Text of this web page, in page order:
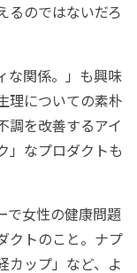
るのではないだろ
な関係。」も興味
理についての素朴
調を改善するアイ
」なプロダクトも
で女性の健康問題
クトのこと。ナプ
カップ」など、よ